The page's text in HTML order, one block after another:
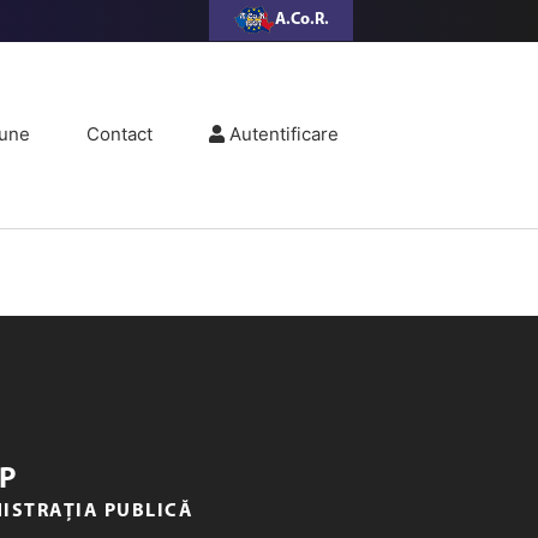
A.Co.R.
Contact Autentificare
PUBLICĂ